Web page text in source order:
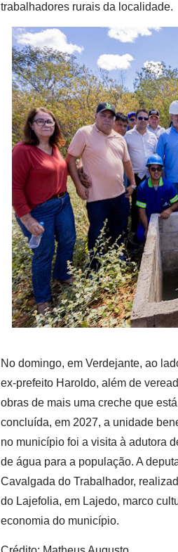
trabalhadores rurais da localidade.
No domingo, em Verdejante, ao
ex-prefeito Haroldo, além de
obras de mais uma creche que
concluída, em 2027, a unidade
no município foi a visita à adutora
de água para a população. A
Cavalgada do Trabalhador,
do Lajefolia, em Lajedo, marco
economia do município.